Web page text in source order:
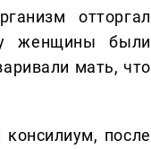
отторгал
женщины были
мать, что
после